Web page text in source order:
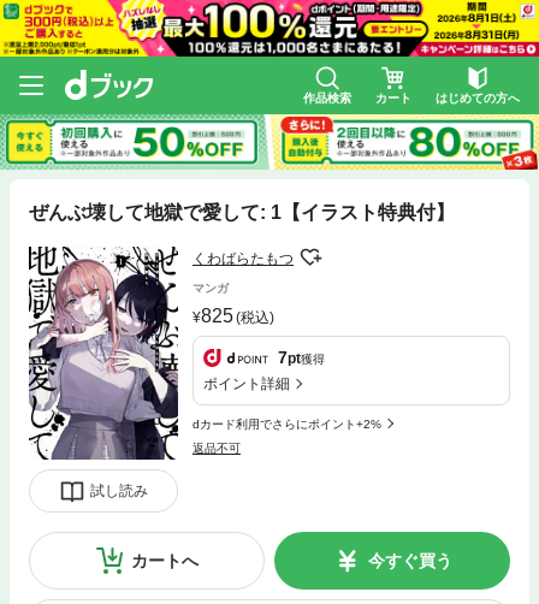
作品検索 カート はじめての方へ
ぜんぶ壊して地獄で愛して: 1【イラスト特典付】
試し読み
くわばらたもつ
マンガ
825(税込)
7pt獲得
ポイント詳細
dカード利用でさらにポイント+2%
返品不可
カートへ 今すぐ買う